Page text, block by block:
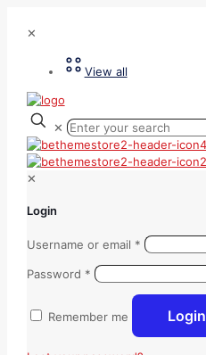
✕
View all
✕
✕
Login
Username or email *
Password *
Remember me Login